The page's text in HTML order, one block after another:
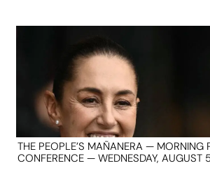
THE PEOPLE’S MAÑANERA — MORNING
CONFERENCE — WEDNESDAY, AUGUST